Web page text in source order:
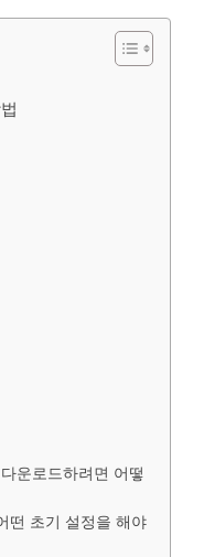
운로드하려면 어떻
떤 초기 설정을 해야